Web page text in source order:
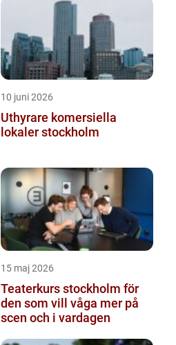
10 juni 2026
Uthyrare komersiella
lokaler stockholm
15 maj 2026
Teaterkurs stockholm för
den som vill våga mer på
scen och i vardagen